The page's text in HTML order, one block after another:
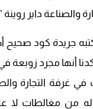
داير روينة
جريدة كود صحيح
أنها مجرد زوبعة
غرفة التجارة
له من مغالطات لا